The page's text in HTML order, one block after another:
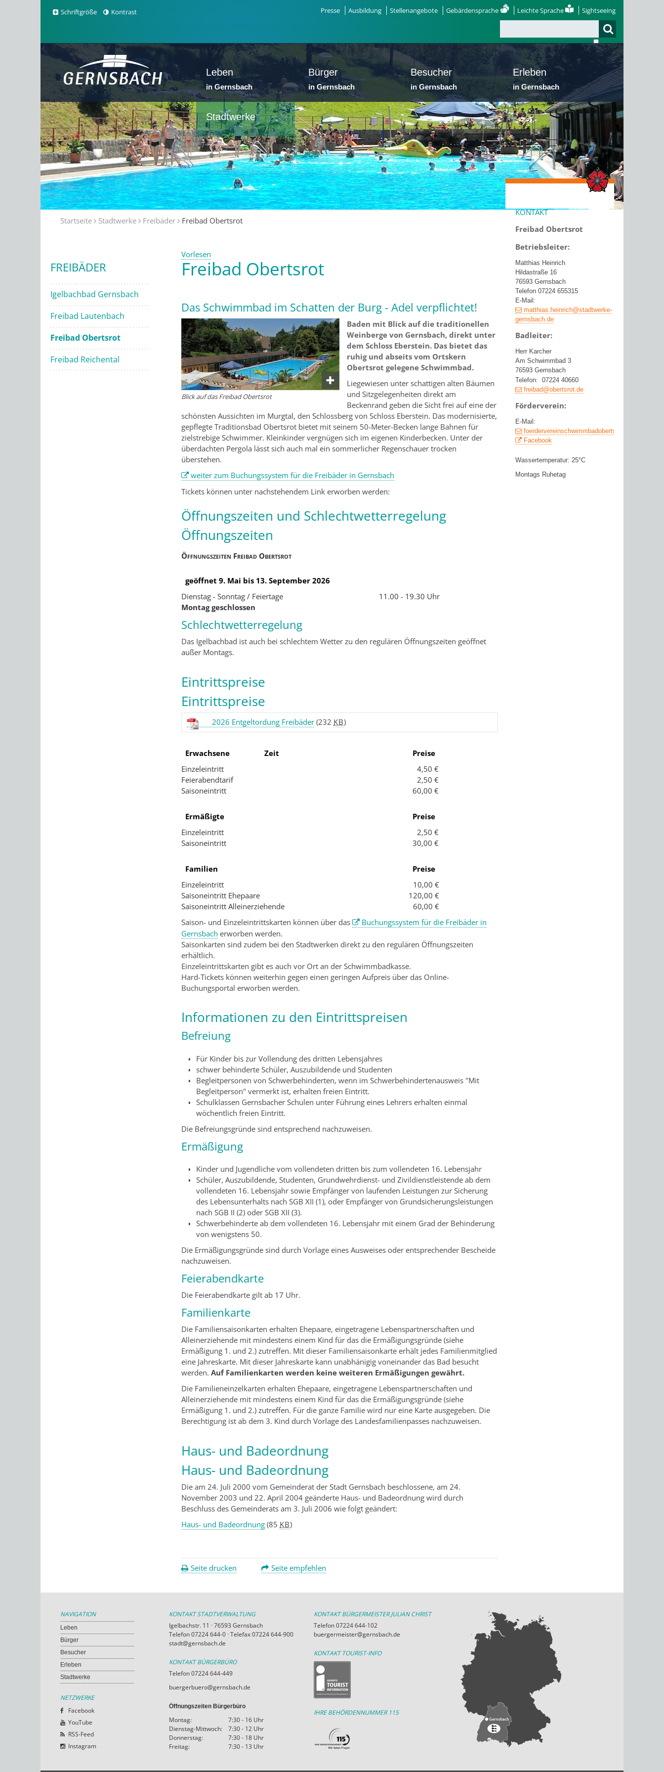
Schriftgröße Kontrast Presse Ausbildung Stellenangebote Gebärdensprache Leichte Sprache Sightseeing
Leben
in Gernsbach
Bürger
in Gernsbach
Besucher
in Gernsbach
Erleben
in Gernsbach
Stadtwerke
Startseite Stadtwerke Freibäder Freibad Obertsrot
FREIBÄDER
Igelbachbad Gernsbach
Freibad Lautenbach
Freibad Obertsrot
Freibad Reichental
Vorlesen
Freibad Obertsrot
Das Schwimmbad im Schatten der Burg - Adel verpflichtet!
Blick auf das Freibad Obertsrot
Baden mit Blick auf die traditionellen
Weinberge von Gernsbach, direkt unter
dem Schloss Eberstein. Das bietet das
ruhig und abseits vom Ortskern
Obertsrot gelegene Schwimmbad.
Liegewiesen unter schattigen alten Bäumen
und Sitzgelegenheiten direkt am
Beckenrand geben die Sicht frei auf eine der
schönsten Aussichten im Murgtal, den Schlossberg von Schloss Eberstein. Das modernisierte,
gepflegte Traditionsbad Obertsrot bietet mit seinem 50-Meter-Becken lange Bahnen für
zielstrebige Schwimmer. Kleinkinder vergnügen sich im eigenen Kinderbecken. Unter der
überdachten Pergola lässt sich auch mal ein sommerlicher Regenschauer trocken
überstehen.
weiter zum Buchungssystem für die Freibäder in Gernsbach
Tickets können unter nachstehendem Link erworben werden:
Öffnungszeiten und Schlechtwetterregelung
Öffnungszeiten
Öffnungszeiten Freibad Obertsrot
geöffnet 9. Mai bis 13. September 2026
Dienstag - Sonntag / Feiertage
11.00 - 19.30 Uhr
Montag geschlossen
Schlechtwetterregelung
Das Igelbachbad ist auch bei schlechtem Wetter zu den regulären Öffnungszeiten geöffnet
außer Montags.
Eintrittspreise
Eintrittspreise
2026 Entgeltordung Freibäder (232 KB)
Erwachsene Zeit
Preise
Einzeleintritt
4,50 €
Feierabendtarif
2,50 €
Saisoneintritt
60,00 €
Ermäßigte
Preise
Einzeleintritt
2,50 €
Saisoneintritt
30,00 €
Familien
Preise
Einzeleintritt
10,00 €
Saisoneintritt Ehepaare
120,00 €
Saisoneintritt Alleinerziehende
60,00 €
Saison- und Einzeleintrittskarten können über das
Buchungssystem für die Freibäder in
Gernsbach erworben werden.
Saisonkarten sind zudem bei den Stadtwerken direkt zu den regulären Öffnungszeiten
erhältlich.
Einzeleintrittskarten gibt es auch vor Ort an der Schwimmbadkasse.
Hard-Tickets können weiterhin gegen einen geringen Aufpreis über das Online-
Buchungsportal erworben werden.
Informationen zu den Eintrittspreisen
Befreiung
Für Kinder bis zur Vollendung des dritten Lebensjahres
schwer behinderte Schüler, Auszubildende und Studenten
Begleitpersonen von Schwerbehinderten, wenn im Schwerbehindertenausweis "Mit
Begleitperson" vermerkt ist, erhalten freien Eintritt.
Schulklassen Gernsbacher Schulen unter Führung eines Lehrers erhalten einmal
wöchentlich freien Eintritt.
Die Befreiungsgründe sind entsprechend nachzuweisen.
Ermäßigung
Kinder und Jugendliche vom vollendeten dritten bis zum vollendeten 16. Lebensjahr
Schüler, Auszubildende, Studenten, Grundwehrdienst- und Zivildienstleistende ab dem
vollendeten 16. Lebensjahr sowie Empfänger von laufenden Leistungen zur Sicherung
des Lebensunterhalts nach SGB XII (1), oder Empfänger von Grundsicherungsleistungen
nach SGB II (2) oder SGB XII (3).
Schwerbehinderte ab dem vollendeten 16. Lebensjahr mit einem Grad der Behinderung
von wenigstens 50.
Die Ermäßigungsgründe sind durch Vorlage eines Ausweises oder entsprechender Bescheide
nachzuweisen.
Feierabendkarte
Die Feierabendkarte gilt ab 17 Uhr.
Familienkarte
Die Familiensaisonkarten erhalten Ehepaare, eingetragene Lebenspartnerschaften und
Alleinerziehende mit mindestens einem Kind für das die Ermäßigungsgründe (siehe
Ermäßigung 1. und 2.) zutreffen. Mit dieser Familiensaisonkarte erhält jedes Familienmitglied
eine Jahreskarte. Mit dieser Jahreskarte kann unabhänigig voneinander das Bad besucht
werden.Auf Familienkarten werden keine weiteren Ermäßigungen gewährt.
Die Familieneinzelkarten erhalten Ehepaare, eingetragene Lebenspartnerschaften und
Alleinerziehende mit mindestens einem Kind für das die Ermäßigungsgründe (siehe
Ermäßigung 1. und 2.) zutreffen. Für die ganze Familie wird nur eine Karte ausgegeben. Die
Berechtigung ist ab dem 3. Kind durch Vorlage des Landesfamilienpasses nachzuweisen.
Haus- und Badeordnung
Haus- und Badeordnung
Die am 24. Juli 2000 vom Gemeinderat der Stadt Gernsbach beschlossene, am 24.
November 2003 und 22. April 2004 geänderte Haus- und Badeordnung wird durch
Beschluss des Gemeinderats am 3. Juli 2006 wie folgt geändert:
Haus- und Badeordnung (85 KB)
Seite drucken Seite empfehlen
KONTAKT
Freibad Obertsrot
Betriebsleiter:
Matthias Heinrich
Hildastraße 16
76593 Gernsbach
Telefon 07224 655315
E-Mail:
matthias.heinrich@stadtwerke-
gernsbach.de
Badleiter:
Herr Karcher
Am Schwimmbad 3
76593 Gernsbach
Telefon: 07224 40660
freibad@obertsrot.de
Förderverein:
E-Mail:
foerdervereinschwimmbadobertsrot@web.de
Facebook
Wassertemperatur: 25°C
Montags Ruhetag
NAVIGATION
Leben
Bürger
Besucher
Erleben
Stadtwerke
NETZWERKE
Facebook
YouTube
RSS-Feed
Instagram
KONTAKT STADTVERWALTUNG
Igelbachstr. 11 · 76593 Gernsbach
Telefon 07224 644-0 · Telefax 07224 644-900
stadt@gernsbach.de
KONTAKT BÜRGERBÜRO
Telefon 07224 644-449
buergerbuero@gernsbach.de
Öffnungszeiten Bürgerbüro
Montag:
7:30 - 16 Uhr
Dienstag-Mittwoch:
7:30 - 12 Uhr
Donnerstag:
7:30 - 18 Uhr
Freitag:
7:30 - 13 Uhr
KONTAKT BÜRGERMEISTER JULIAN CHRIST
Telefon 07224 644-102
buergermeister@gernsbach.de
KONTAKT TOURIST-INFO
IHRE BEHÖRDENNUMMER 115